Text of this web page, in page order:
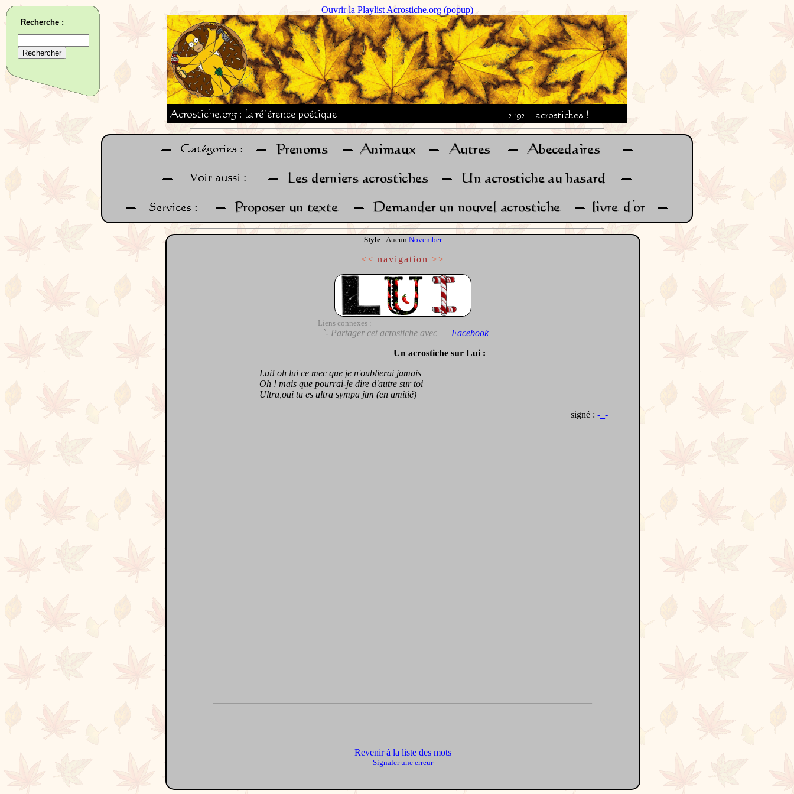
Ouvrir la Playlist Acrostiche.org (popup)
Style : Aucun November
<< navigation >>
Liens connexes :
`- Partager cet acrostiche avec
Facebook
Un acrostiche sur Lui :
Lui! oh lui ce mec que je n'oublierai jamais
Oh ! mais que pourrai-je dire d'autre sur toi
Ultra,oui tu es ultra sympa jtm (en amitié)
signé : -_-
Revenir à la liste des mots
Signaler une erreur
Recherche :